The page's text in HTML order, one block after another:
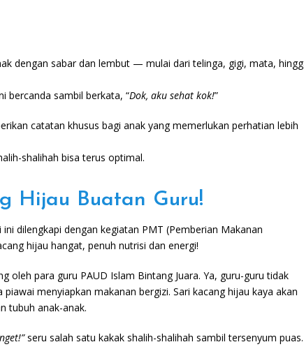
dengan sabar dan lembut — mulai dari telinga, gigi, mata,
bercanda sambil berkata, “Dok, aku sehat kok!”
catatan khusus bagi anak yang memerlukan perhatian lebih
shalihah bisa terus optimal.
Hijau Buatan Guru!
dilengkapi dengan kegiatan PMT (Pemberian Makanan
hijau hangat, penuh nutrisi dan energi!
oleh para guru PAUD Islam Bintang Juara. Ya, guru-guru tidak
menyiapkan makanan bergizi. Sari kacang hijau kaya akan
tubuh anak-anak.
seru salah satu kakak shalih-shalihah sambil tersenyum puas.